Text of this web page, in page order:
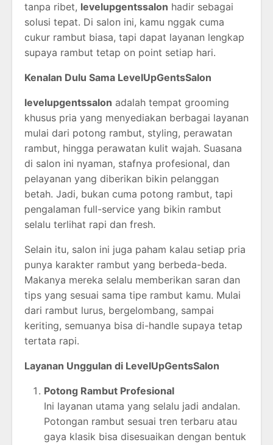
tanpa ribet, levelupgentssalon hadir sebagai
solusi tepat. Di salon ini, kamu nggak cuma
cukur rambut biasa, tapi dapat layanan lengkap
supaya rambut tetap on point setiap hari.
Kenalan Dulu Sama LevelUpGentsSalon
levelupgentssalon adalah tempat grooming
khusus pria yang menyediakan berbagai layanan
mulai dari potong rambut, styling, perawatan
rambut, hingga perawatan kulit wajah. Suasana
di salon ini nyaman, stafnya profesional, dan
pelayanan yang diberikan bikin pelanggan
betah. Jadi, bukan cuma potong rambut, tapi
pengalaman full-service yang bikin rambut
selalu terlihat rapi dan fresh.
Selain itu, salon ini juga paham kalau setiap pria
punya karakter rambut yang berbeda-beda.
Makanya mereka selalu memberikan saran dan
tips yang sesuai sama tipe rambut kamu. Mulai
dari rambut lurus, bergelombang, sampai
keriting, semuanya bisa di-handle supaya tetap
tertata rapi.
Layanan Unggulan di LevelUpGentsSalon
Potong Rambut Profesional
Ini layanan utama yang selalu jadi andalan.
Potongan rambut sesuai tren terbaru atau
gaya klasik bisa disesuaikan dengan bentuk